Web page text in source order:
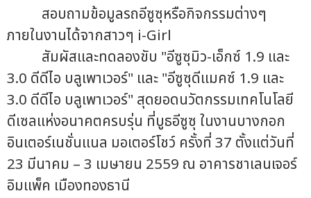
สอบถามข้อมูลรถอีซูซุหรือกิจกรรมต่างๆ
ภายในงานได้จากสาวๆ i-Girl
สัมผัสและทดลองขับ "อีซูซุมิว-เอ็กซ์ 1.9 และ
3.0 ดีดีไอ บลูเพาเวอร์" และ "อีซูซุดีแมคซ์ 1.9 และ
3.0 ดีดีไอ บลูเพาเวอร์" สุดยอดนวัตกรรมเทคโนโลยี
ดีเซลแห่งอนาคตครบรุ่น ที่บูธอีซูซุ ในงานบางกอก
อินเตอร์เนชั่นแนล มอเตอร์โชว์ ครั้งที่ 37 ตั้งแต่วันที่
23 มีนาคม – 3 เมษายน 2559 ณ อาคารชาเลนเจอร์
อิมแพ็ค เมืองทองธานี